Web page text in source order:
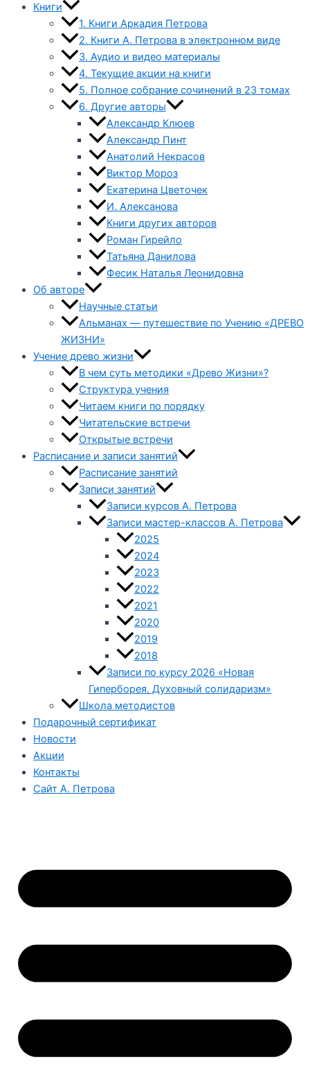
Книги
1. Книги Аркадия Петрова
2. Книги А. Петрова в электронном виде
3. Аудио и видео материалы
4. Текущие акции на книги
5. Полное собрание сочинений в 23 томах
6. Другие авторы
Александр Клюев
Александр Пинт
Анатолий Некрасов
Виктор Мороз
Екатерина Цветочек
И. Алексанова
Книги других авторов
Роман Гирейло
Татьяна Данилова
Фесик Наталья Леонидовна
Об авторе
Научные статьи
Альманах — путешествие по Учению «ДРЕВО
ЖИЗНИ»
Учение древо жизни
В чем суть методики «Древо Жизни»?
Структура учения
Читаем книги по порядку
Читательские встречи
Открытые встречи
Расписание и записи занятий
Расписание занятий
Записи занятий
Записи курсов А. Петрова
Записи мастер-классов А. Петрова
2025
2024
2023
2022
2021
2020
2019
2018
Записи по курсу 2026 «Новая
Гиперборея. Духовный солидаризм»
Школа методистов
Подарочный сертификат
Новости
Акции
Контакты
Сайт А. Петрова